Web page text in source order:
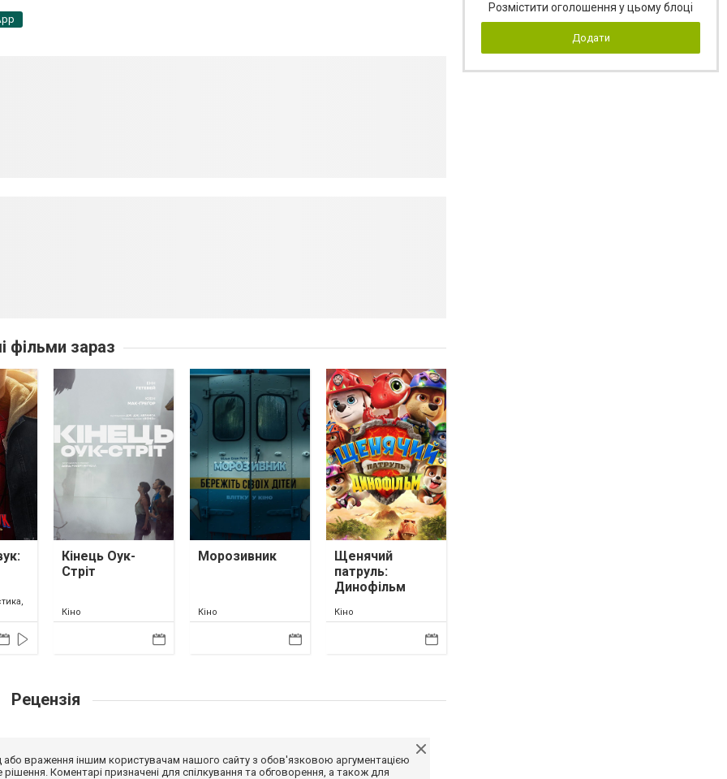
фільми зараз
Кінець Оук-
Стріт
Кіно
Морозивник
Кіно
Щенячий
патруль:
Динофільм
Кіно
Рецензія
або враження іншим користувачам нашого сайту з обов'язковою аргументацією
Коментарі призначені для спілкування та обговорення, а також для
Розмістити оголошення у цьому блоці
Додати